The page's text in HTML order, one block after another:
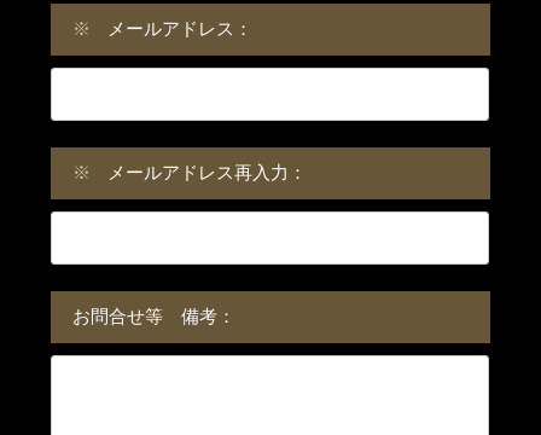
※ メールアドレス：
※ メールアドレス再入力：
お問合せ等 備考：